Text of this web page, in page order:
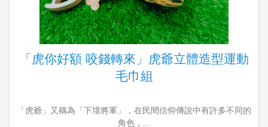
「虎你好額 咬錢轉來」虎爺立體造型運動
毛巾組
「虎爺」又稱為「下壇將軍」，在民間信仰傳說中有許多不同的
角色，...